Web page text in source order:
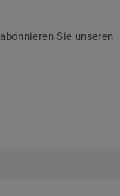
Sie unseren